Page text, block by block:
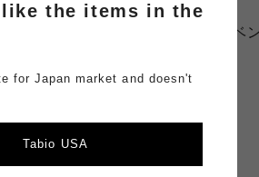
Tabio e Collection
【WEB限定】母の日セット（ラベ
the items in the
for Japan market and doesn't
Tabio USA